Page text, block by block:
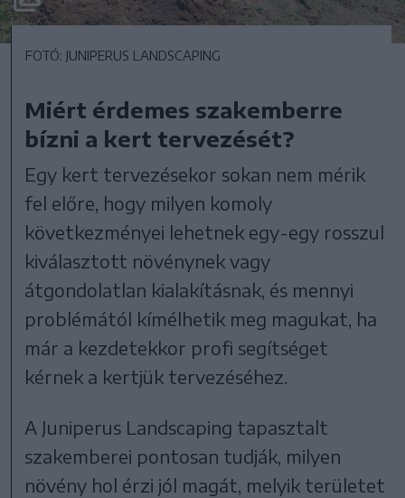
FOTÓ: JUNIPERUS LANDSCAPING
Miért érdemes szakemberre
bízni a kert tervezését?
Egy kert tervezésekor sokan nem mérik
fel előre, hogy milyen komoly
következményei lehetnek egy-egy rosszul
kiválasztott növénynek vagy
átgondolatlan kialakításnak, és mennyi
problémától kímélhetik meg magukat, ha
már a kezdetekkor profi segítséget
kérnek a kertjük tervezéséhez.
A Juniperus Landscaping tapasztalt
szakemberei pontosan tudják, milyen
növény hol érzi jól magát, melyik területet